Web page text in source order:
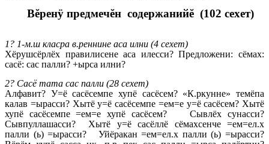
Вĕренÿ предмечĕн содержанийĕ (102 сехет)
1? 1-м.ш класра в.реннине аса илни (4 сехет)
Хёрушсёрлёх правилисене аса илесси? Предложени: сёмах:
сасё: сас палли? +ырса илни?
2? Сасё тата сас палли (28 сехет)
Алфавит? У=ё сасёсемпе хупё сасёсем? «К.ркунне» темёпа
калав =ырасси? Хытё у=ё сасёсемпе =ем=е у=ё сасёсем? Хытё
хупё сасёсемпе =ем=е хупё сасёсем? Сывлёх сунасси?
Сывпуллашасси? Хытё у=ё сасёллё сёмахсенче =ем=ел.х
палли (ь) =ырасси? Уйёракан =ем=ел.х палли (ь) =ырасси?